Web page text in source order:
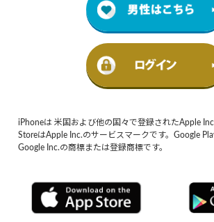
iPhoneは 米国および他の国々で登録されたApple
StoreはApple Inc.のサービスマークです。Google
Google Inc.の商標または登録商標です。